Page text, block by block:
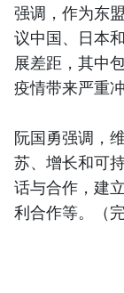
强调，作为东
议中国、日本
展差距，其中
疫情带来严重
阮国勇强调，
苏、增长和可
话与合作，建
利合作等。（完